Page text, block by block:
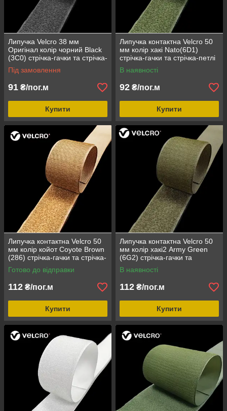
Липучка Velcro 38 мм
Оригінал колір чорний Black
(3C0) стрічка-гачки та стрічка-
петлі комплект loop/hook
Під замовлення
91 ₴/пог.м
Купити
Липучка контактна Velcro 50
мм колір хакі Nato(6D1)
стрічка-гачки та стрічка-петлі
комплект loop/hook
В наявності
92 ₴/пог.м
Купити
Липучка контактна Velcro 50
мм колір койот Coyote Brown
(286) стрічка-гачки та стрічка-
петлі комплект loop/hook
Готово до відправки
112 ₴/пог.м
Купити
Липучка контактна Velcro 50
мм колір хакі2 Army Green
(6G2) стрічка-гачки та
стрічка-петлі комплект
loop/hook
В наявності
112 ₴/пог.м
Купити